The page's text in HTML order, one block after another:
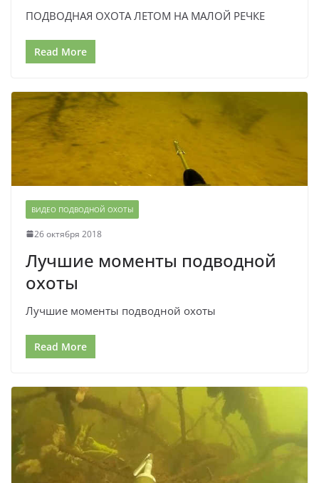
ПОДВОДНАЯ ОХОТА ЛЕТОМ НА МАЛОЙ РЕЧКЕ
Read More
ВИДЕО ПОДВОДНОЙ ОХОТЫ
26 октября 2018
Лучшие моменты подводной
охоты
Лучшие моменты подводной охоты
Read More